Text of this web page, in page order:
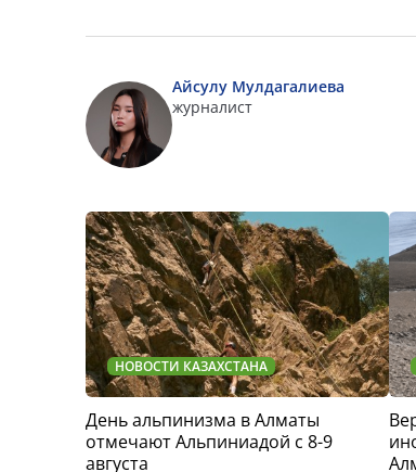
Айсулу Мулдагалиева
журналист
НОВОСТИ КАЗАХСТАНА
День альпинизма в Алматы
отмечают Альпиниадой с 8-9
августа